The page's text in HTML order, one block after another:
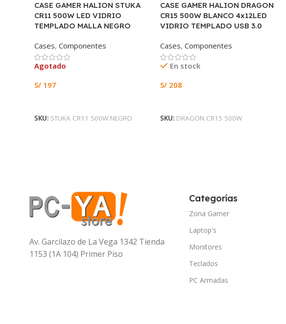
CASE GAMER HALION STUKA
CR11 500W LED VIDRIO
TEMPLADO MALLA NEGRO
Cases, Componentes
Agotado
S/ 197
SKU: STUKA CR11 500W NEGRO
CASE GAMER HALION DRAGON
CR15 500W BLANCO 4x12LED
VIDRIO TEMPLADO USB 3.0
Cases, Componentes
En stock
S/208
SKU: DRAGON CR15 500W
Av. Garcilazo de La Vega 1342 Tienda
1153 (1A 104) Primer Piso
Categorías
Zona Gamer
Laptop's
Monitores
Teclados
PC Armadas